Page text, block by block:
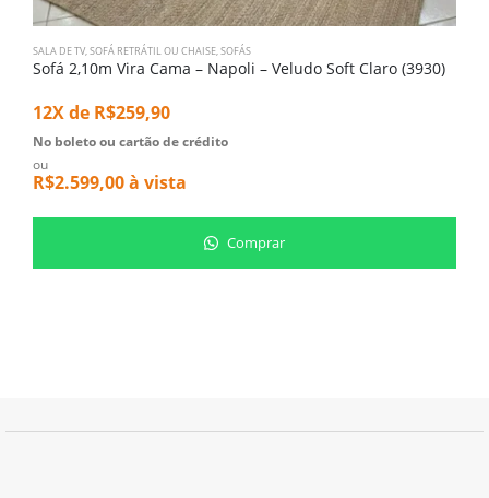
SALA DE TV,SOFÁ RETRÁTIL OU CHAISE,SOFÁS
Sofá 2,10m Vira Cama – Napoli – Veludo Soft Claro (3930)
12X de R$259,90
No boleto ou cartão de crédito
ou
R$2.599,00à vista
Comprar